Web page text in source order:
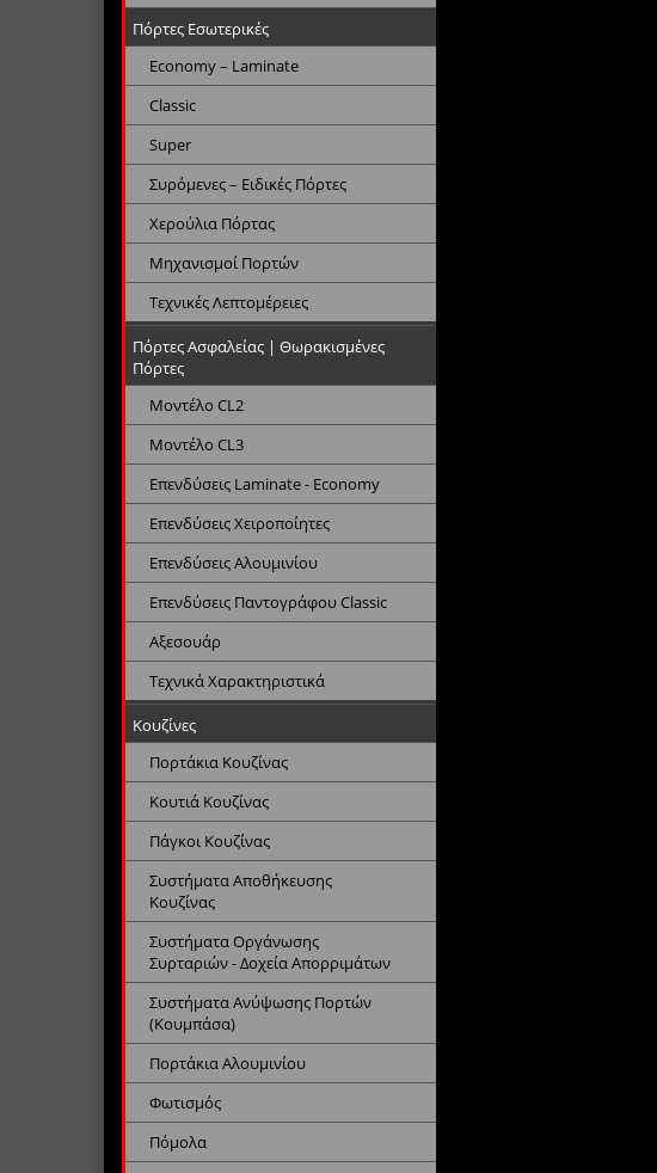
Πόρτες Εσωτερικές
Economy – Laminate
Classic
Super
Συρόμενες – Ειδικές Πόρτες
Χερούλια Πόρτας
Μηχανισμοί Πορτών
Τεχνικές Λεπτομέρειες
Πόρτες Ασφαλείας | Θωρακισμένες
Πόρτες
Μοντέλο CL2
Μοντέλο CL3
Επενδύσεις Laminate - Economy
Επενδύσεις Χειροποίητες
Επενδύσεις Αλουμινίου
Επενδύσεις Παντογράφου Classic
Αξεσουάρ
Τεχνικά Χαρακτηριστικά
Κουζίνες
Πορτάκια Κουζίνας
Κουτιά Κουζίνας
Πάγκοι Κουζίνας
Συστήματα Αποθήκευσης
Κουζίνας
Συστήματα Οργάνωσης
Συρταριών - Δοχεία Απορριμάτων
Συστήματα Ανύψωσης Πορτών
(Κουμπάσα)
Πορτάκια Αλουμινίου
Φωτισμός
Πόμολα